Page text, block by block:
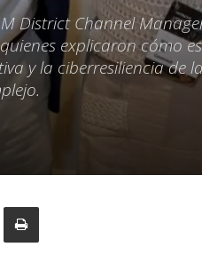
District Channel
explicaron cómo
y la ciberresiliencia de